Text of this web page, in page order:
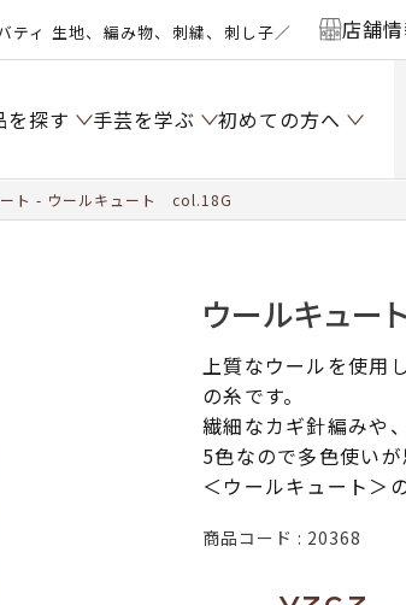
ティ 生地、編み物、刺繍、刺し子／ 店舗
を探す 手芸を学ぶ 初めての方へ
ト ウールキュート col.18G
ウールキュ
上質なウールを使用
の糸です。
繊細なカギ針編みや
5色なので多色使いが
＜ウールキュート＞
商品コード 20368